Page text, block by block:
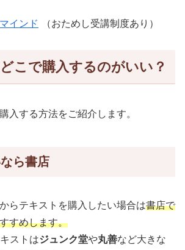
インド （おためし受講制度あり）
こで購入するのがいい？
入する方法をご紹介します。
ら書店
らテキストを購入したい場合は書店で
すめします。
ストはジュンク堂や丸善など大きな